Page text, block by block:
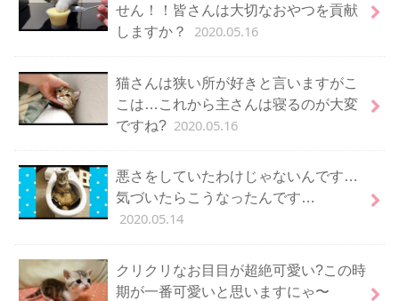
せん！！皆さんは大切なおやつを貢献
しますか？
2020.05.16
猫さんは狭い所が好きと言いますがこ
こは…これから主さんは寝るのが大変
ですね? 2020.05.16
悪さをしていたわけじゃないんです…
気づいたらこうなったんです…
2020.05.14
クリクリなお目目が超絶可愛い?この時
期が一番可愛いと思いますにゃ〜